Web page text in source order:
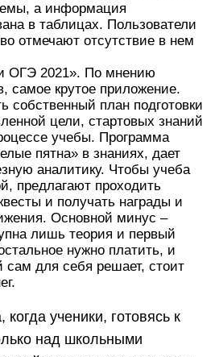
а информация
в таблицах. Пользователи
отмечают отсутствие в нем
ОГЭ 2021». По мнению
самое крутое приложение.
собственный план подготовки
цели, стартовых знаний
учебы. Программа
пятна» в знаниях, дает
аналитику. Чтобы учеба
предлагают проходить
и получать награды и
Основной минус –
лишь теория и первый
нужно платить, и
для себя решает, стоит
ученики, готовясь к
над школьными